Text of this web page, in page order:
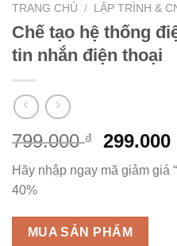
TRANG CHỦ / LẬP TRÌNH &
Chế tạo hệ thống
tin nhắn điện thoại
799.000₫
Giá
gốc
là:
299.000
Hãy nhập ngay mã giảm giá
40%
MUA SẢN PHẨM